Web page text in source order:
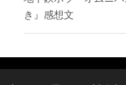
き』感想文